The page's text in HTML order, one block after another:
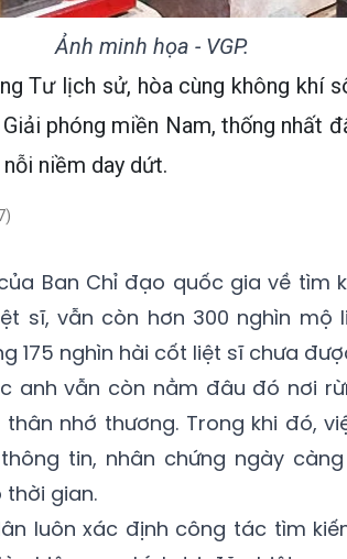
Ảnh minh họa - VGP.
Tư lịch sử, hòa cùng không khí
phóng miền Nam, thống nhất
niềm day dứt.
Ban Chỉ đạo quốc gia về tìm
sĩ, vẫn còn hơn 300 nghìn mộ
175 nghìn hài cốt liệt sĩ chưa
anh vẫn còn nằm đâu đó nơi
nhớ thương. Trong khi đó,
tin, nhân chứng ngày
gian.
luôn xác định công tác tìm